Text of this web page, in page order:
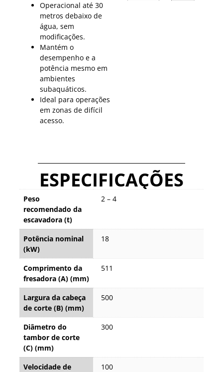
Operacional até 30
metros debaixo de
água, sem
modificações.
Mantém o
desempenho e a
potência mesmo em
ambientes
subaquáticos.
Ideal para operações
em zonas de difícil
acesso.
ESPECIFICAÇÕES
Peso
recomendado da
escavadora (t)
2 – 4
Potência nominal
(kW)
18
Comprimento da
fresadora (A) (mm)
511
Largura da cabeça
de corte (B) (mm)
500
Diâmetro do
tambor de corte
(C) (mm)
300
Velocidade de 100